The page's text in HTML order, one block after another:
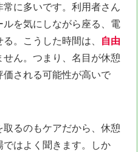
に多いです。利用者さん
を気にしながら座る、電
。こうした時間は、 自由
せん。つまり、名目が休憩
される可能性が高いで
取るのもケアだから、休憩
はよく聞きます。しか